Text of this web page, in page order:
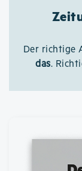
Der richtige
das.